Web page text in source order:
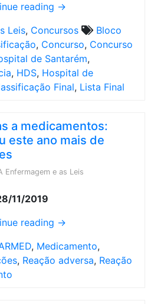
reading →
Leis, Concursos
Bloco
, Concurso, Concurso
de Santarém,
, HDS, Hospital de
Final, Lista Final
a medicamentos:
este ano mais de
Enfermagem e as Leis
11/2019
reading →
, Medicamento,
, Reação adversa, Reação